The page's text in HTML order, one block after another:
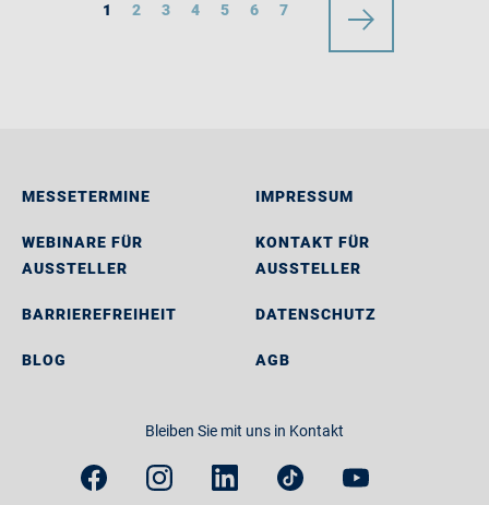
1 2 3 4 5 6 7
MESSETERMINE
WEBINARE FÜR
AUSSTELLER
BARRIEREFREIHEIT
BLOG
IMPRESSUM
KONTAKT FÜR
AUSSTELLER
DATENSCHUTZ
AGB
Bleiben Sie mit uns in Kontakt